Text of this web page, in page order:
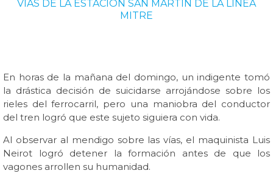
VÍAS DE LA ESTACIÓN SAN MARTÍN DE LA LINEA
MITRE
En horas de la mañana del domingo, un indigente tomó
la drástica decisión de suicidarse arrojándose sobre los
rieles del ferrocarril, pero una maniobra del conductor
del tren logró que este sujeto siguiera con vida.
Al observar al mendigo sobre las vías, el maquinista Luis
Neirot logró detener la formación antes de que los
vagones arrollen su humanidad.